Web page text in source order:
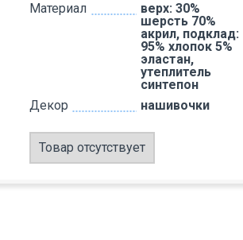
Материал
верх: 30%
шерсть 70%
акрил, подклад:
95% хлопок 5%
эластан,
утеплитель
синтепон
Декор
нашивочки
Товар отсутствует